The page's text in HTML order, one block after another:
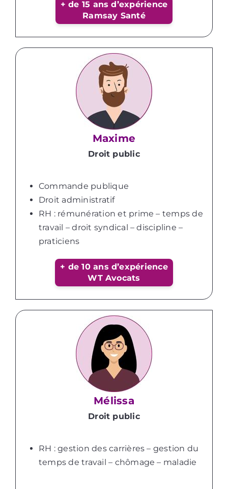
+ de 15 ans d’expérience
Ramsay Santé
Maxime
Droit public
Commande publique
Droit administratif
RH : rémunération et prime – temps de
travail – droit syndical – discipline –
praticiens
+ de 10 ans d’expérience
WT Avocats
Mélissa
Droit public
RH : gestion des carrières – gestion du
temps de travail – chômage – maladie